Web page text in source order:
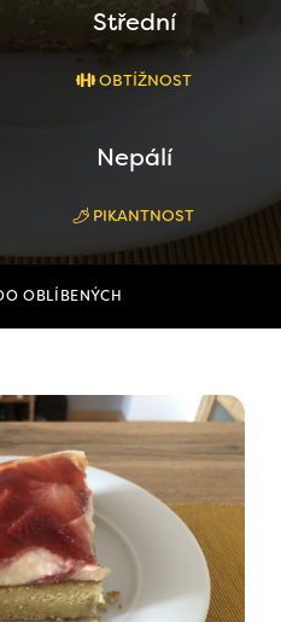
Střední
OBTÍŽNOST
Nepálí
PIKANTNOST
OBLÍBENÝCH